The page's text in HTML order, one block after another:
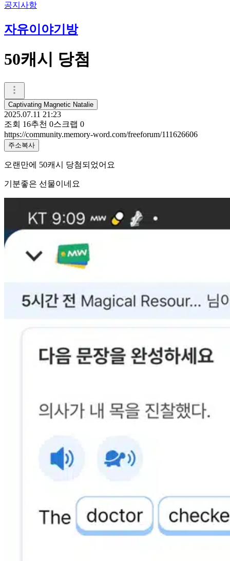
공지사항
자유이야기방
50캐시 당첨
Captivating Magnetic Natalie
2025.07.11 21:23
조회 16추천 0스크랩 0
https://community.memory-word.com/freeforum/111626606
주소복사
오랜만에 50캐시 당첨되었어요
기분좋은 선물이네요